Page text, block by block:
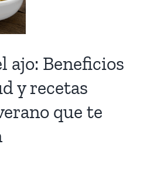
ajo: Beneficios
y recetas
que te